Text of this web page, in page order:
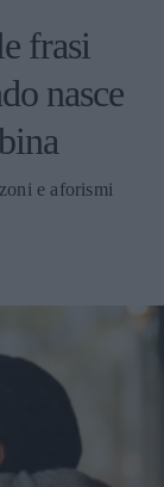
frasi
nasce
e aforismi